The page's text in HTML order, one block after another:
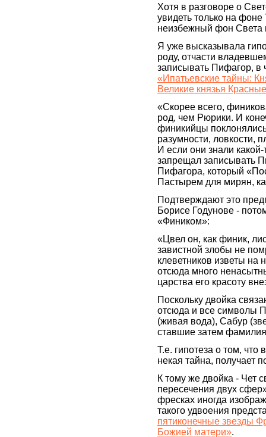
Хотя в разговоре о
увидеть только на
неизбежный фон Света
Я уже высказывала
роду, отчасти
записывать Пифагор, в
«Ипатьевские тайны:
Великие князья
«Скорее всего,
род, чем Рюрики. И
финикийцы
разумности, ловкости,
И если они знали
запрещал записывать
Пифагора, который
Пастырем для мирян,
Подтверждают это
Борисе Годунове -
«Фиником»:
«Цвел он, как финик,
завистной злобы не
клеветников изветы
отсюда много
царства его красоту
Поскольку двойка
отсюда и все символы
(живая вода), Сабур
ставшие затем
Т.е. гипотеза о том,
некая тайна, получает
К тому же двойка - Чет
пересечения двух
фресках иногда
такого удвоения
пятиконечные звезды
Божией матери».